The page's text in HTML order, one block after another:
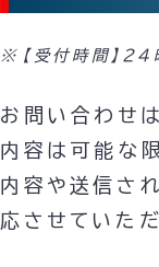
【受付時間】
お問い合わせ
内容は可能な
内容や送信さ
応させていた